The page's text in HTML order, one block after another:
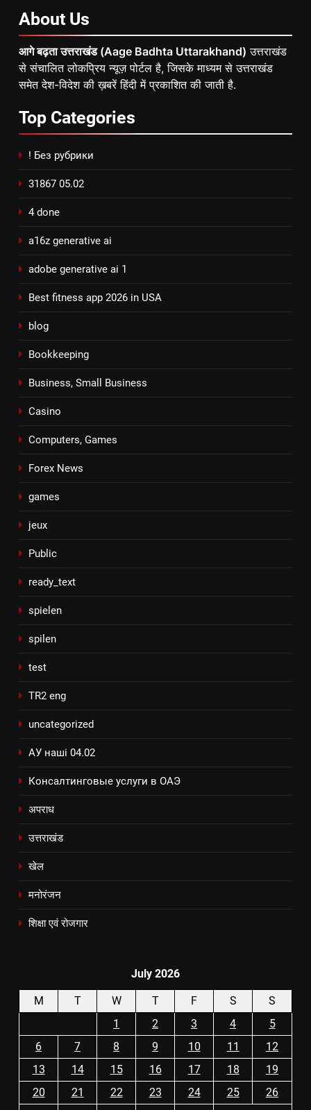
About Us
आगे बढ़ता उत्तराखंड (Aage Badhta Uttarakhand) उत्तराखंड
से संचालित लोकप्रिय न्यूज़ पोर्टल है, जिसके माध्यम से उत्तराखंड
समेत देश-विदेश की ख़बरें हिंदी में प्रकाशित की जाती है.
Top Categories
! Без рубрики
31867 05.02
4 done
a16z generative ai
adobe generative ai 1
Best fitness app 2026 in USA
blog
Bookkeeping
Business, Small Business
Casino
Computers, Games
Forex News
games
jeux
Public
ready_text
spielen
spilen
test
TR2 eng
uncategorized
АУ наші 04.02
Консалтинговые услуги в ОАЭ
अपराध
उत्तराखंड
खेल
मनोरंजन
शिक्षा एवं रोजगार
July 2026
M T W T F S
S
1
2 3 4
5
6
7 8 9 10 11
12
13
14 15 16 17 18
19
20
21 22 23 24 25
26